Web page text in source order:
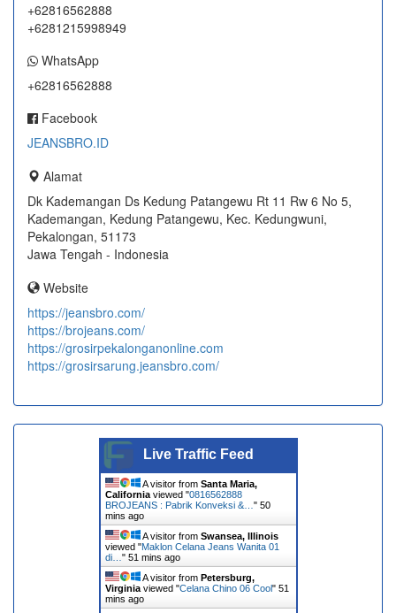
+62816562888
+6281215998949
WhatsApp
+62816562888
Facebook
JEANSBRO.ID
Alamat
Dk Kademangan Ds Kedung Patangewu Rt 11 Rw 6 No 5,
Kademangan, Kedung Patangewu, Kec. Kedungwuni,
Pekalongan, 51173
Jawa Tengah - Indonesia
Website
https://jeansbro.com/
https://brojeans.com/
https://grosirpekalonganonline.com
https://grosirsarung.jeansbro.com/
Live Traffic Feed
A visitor from Santa Maria,
Californiaviewed "0816562888
BROJEANS : Pabrik Konveksi &… " 50
mins ago
A visitor from Swansea, Illinois
viewed "Maklon Celana Jeans Wanita 01
di… " 51 mins ago
A visitor from Petersburg,
Virginiaviewed "Celana Chino 06 Cool" 51
mins ago